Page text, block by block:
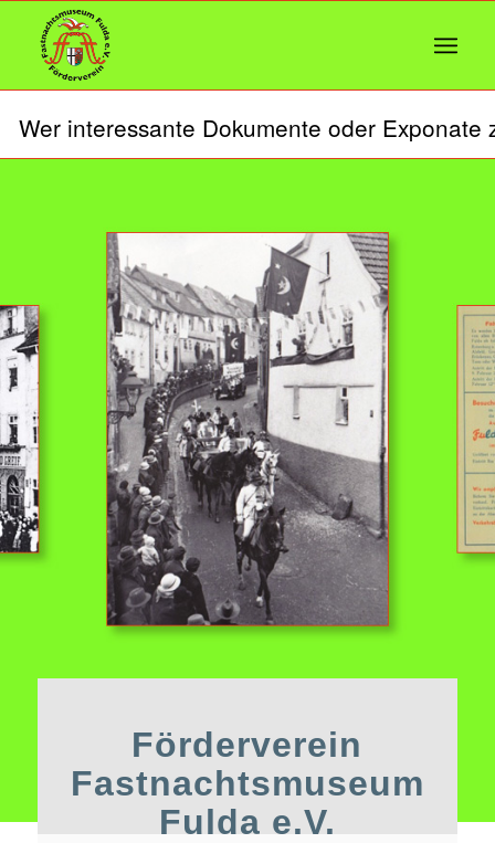
interessante Dokumente oder Exponate
Förderverein
Fastnachtsmuseum
Fulda e.V.